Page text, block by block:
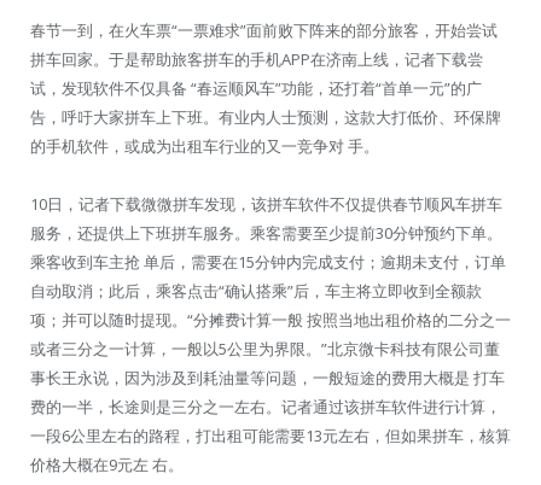
春节一到，在火车票“一票难求”面前败下阵来的部分旅客，开始尝试
拼车回家。于是帮助旅客拼车的手机APP在济南上线，记者下载尝
试，发现软件不仅具备 “春运顺风车”功能，还打着“首单一元”的广
告，呼吁大家拼车上下班。有业内人士预测，这款大打低价、环保牌
的手机软件，或成为出租车行业的又一竞争对 手。
10日，记者下载微微拼车发现，该拼车软件不仅提供春节顺风车拼车
服务，还提供上下班拼车服务。乘客需要至少提前30分钟预约下单。
乘客收到车主抢 单后，需要在15分钟内完成支付；逾期未支付，订单
自动取消；此后，乘客点击“确认搭乘”后，车主将立即收到全额款
项；并可以随时提现。“分摊费计算一般 按照当地出租价格的二分之一
或者三分之一计算，一般以5公里为界限。”北京微卡科技有限公司董
事长王永说，因为涉及到耗油量等问题，一般短途的费用大概是 打车
费的一半，长途则是三分之一左右。记者通过该拼车软件进行计算，
一段6公里左右的路程，打出租可能需要13元左右，但如果拼车，核算
价格大概在9元左 右。